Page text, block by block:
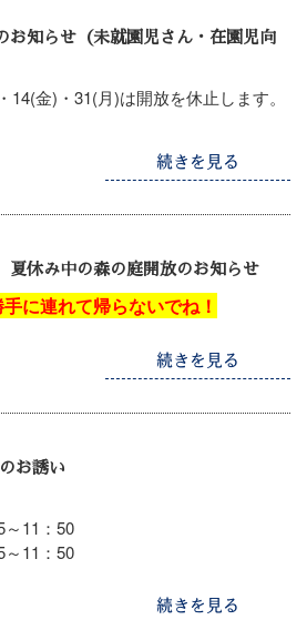
お知らせ（未就園児さん・在園児向
金)・31(月)は開放を休止します。
続きを見る
休み中の森の庭開放のお知らせ
に連れて帰らないでね！
続きを見る
お誘い
11：50
11：50
続きを見る